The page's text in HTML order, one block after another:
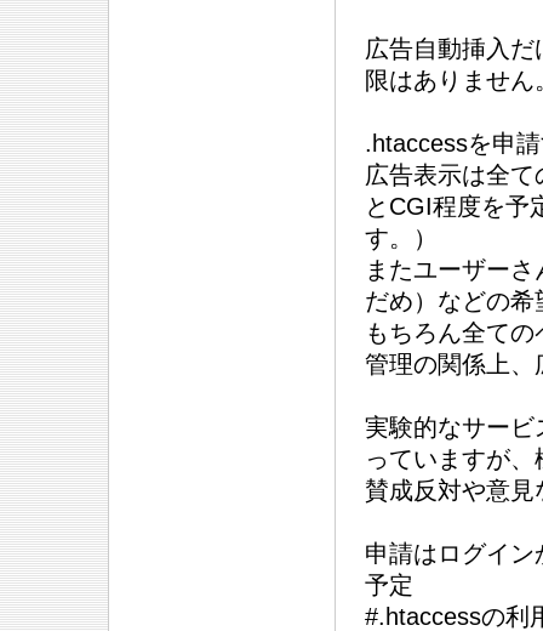
広告自動挿入
限はありません
.htaccessを申
広告表示は全
とCGI程度を予
す。）
またユーザー
だめ）などの
もちろん全て
管理の関係上、
実験的なサービ
っていますが
賛成反対や意
申請はログイ
予定
#.htaccessの利